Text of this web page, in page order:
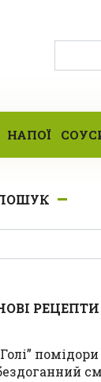
НАПОЇ
РЕЦЕПТИ